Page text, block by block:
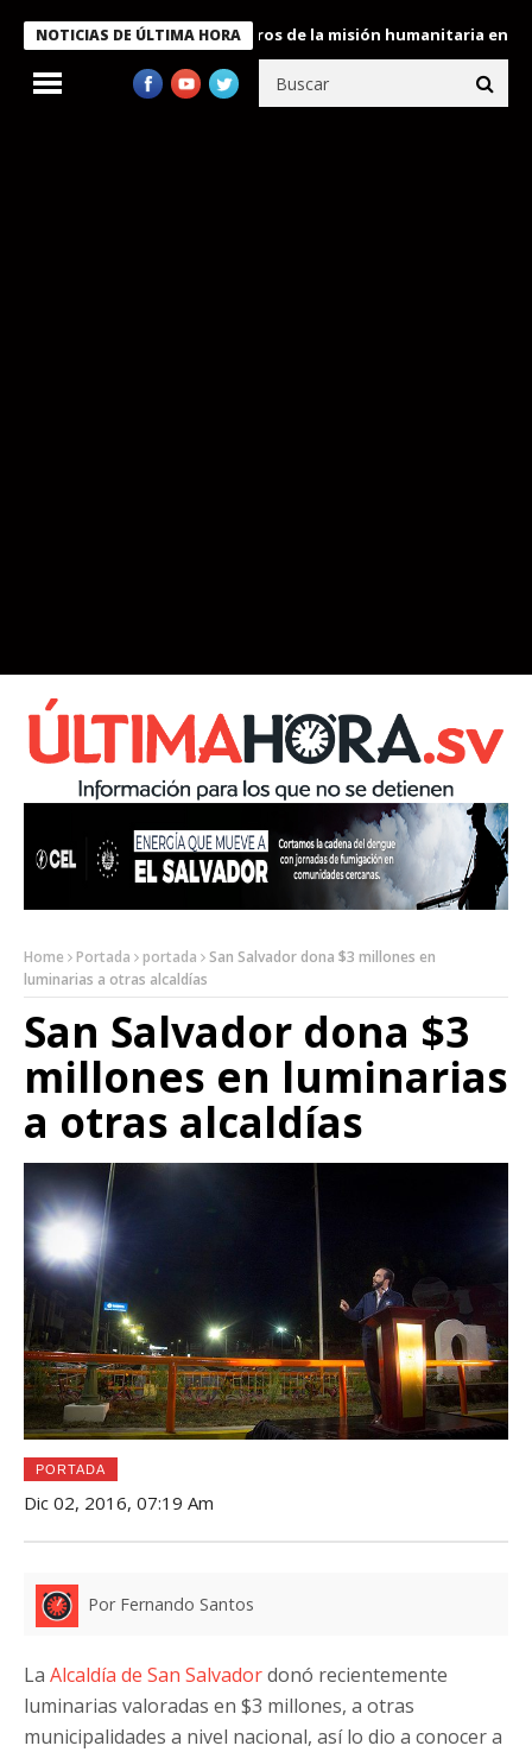
NOTICIAS DE ÚLTIMA HORA
condecora a miembros de la misión humanitaria enviada a
Home Portada portada
San Salvador dona $3 millones en
luminarias a otras alcaldías
San Salvador dona $3
millones en luminarias
a otras alcaldías
PORTADA
Dic 02, 2016, 07:19 Am
Por Fernando Santos
La Alcaldía de San Salvadordonó recientemente
luminarias valoradas en $3 millones, a otras
municipalidades a nivel nacional, así lo dio a conocer a